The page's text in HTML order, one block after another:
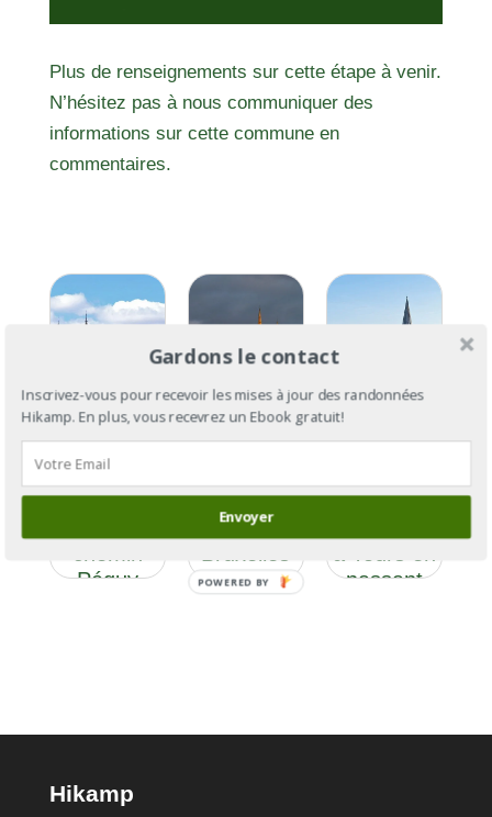
Plus de renseignements sur cette étape à venir.
N’hésitez pas à nous communiquer des
informations sur cette commune en
commentaires.
De Paris à
Chartres
Péguy
GR®655
Turonensis
: de
à Saint-
GR®655
section 4
de
passant
Hikamp
Gardons le contact
Inscrivez-vous pour recevoir les mises à jour des randonnées
Hikamp. En plus, vous recevrez un Ebook gratuit!
Envoyer
POWERED BY